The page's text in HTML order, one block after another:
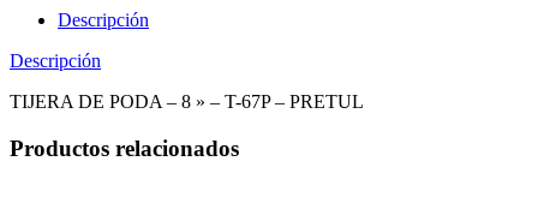
Descripción
Descripción
TIJERA DE PODA – 8 » – T-67P – PRETUL
Productos relacionados